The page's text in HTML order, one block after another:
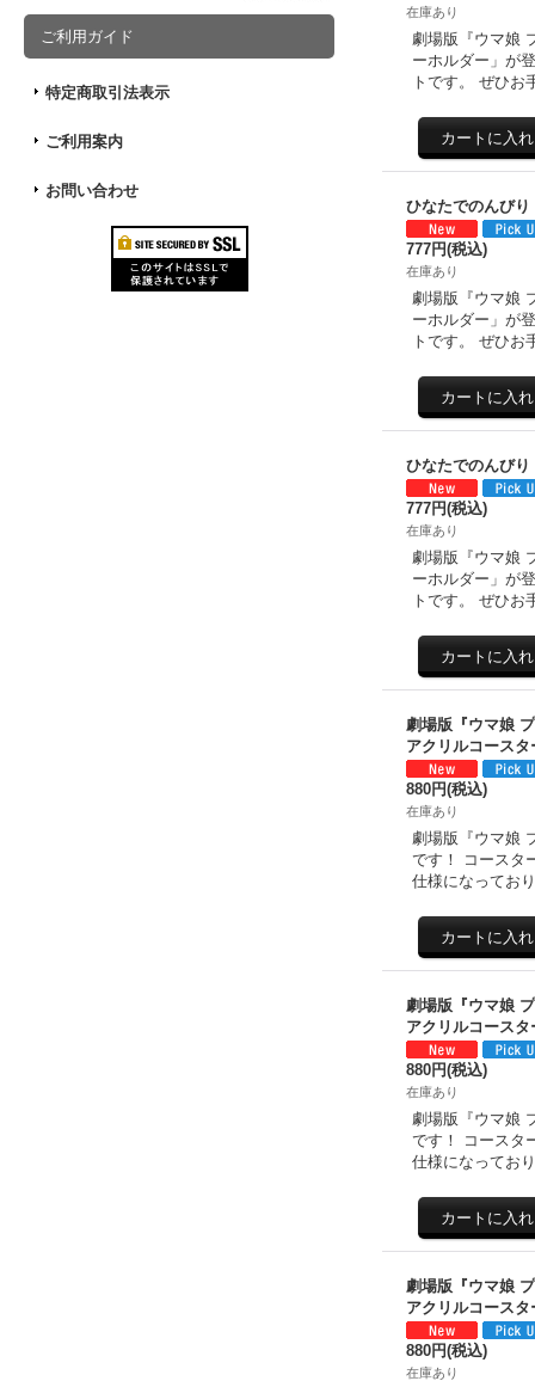
ご利用ガイド
特定商取引法表示
ご利用案内
お問い合わせ
在庫あり
劇場版『ウマ娘
ーホルダー」が
トです。 ぜひ
ひなたでのんび
777円(税込)
在庫あり
劇場版『ウマ娘
ーホルダー」が
トです。 ぜひ
ひなたでのんび
777円(税込)
在庫あり
劇場版『ウマ娘
ーホルダー」が
トです。 ぜひ
劇場版『ウマ娘
アクリルコース
880円(税込)
在庫あり
劇場版『ウマ娘
です！ コースタ
仕様になってお
劇場版『ウマ娘
アクリルコース
880円(税込)
在庫あり
劇場版『ウマ娘
です！ コースタ
仕様になってお
劇場版『ウマ娘
アクリルコース
880円(税込)
在庫あり